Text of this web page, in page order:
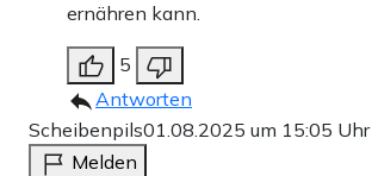
ernähren kann.
5
Antworten
Scheibenpils01.08.2025 um 15:05 Uhr
Melden